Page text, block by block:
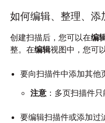
如何编辑、整理、
创建扫描后，您可以在编
整。在编辑视图中，您可
要向扫描件中添加其他
注意 ：多页扫描件
要编辑扫描件或添加过